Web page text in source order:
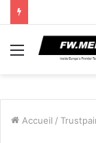
Menu
Accueil /